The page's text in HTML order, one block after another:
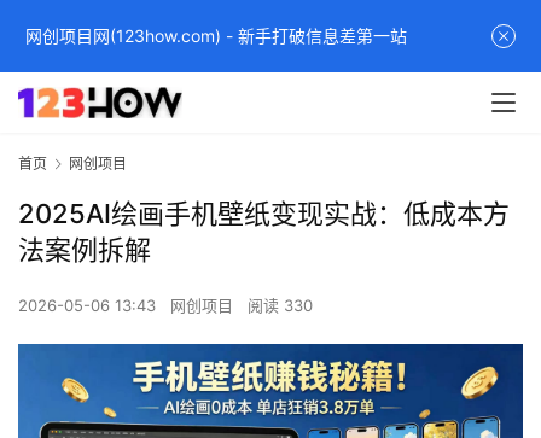
首页 网创项目
2025AI绘画手机壁纸变现实战：低成本方
法案例拆解
2026-05-06 13:43 网创项目 阅读 330
网创项目网(123how.com) - 新手打破信息差第一站